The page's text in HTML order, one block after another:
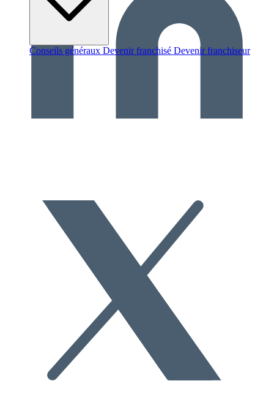
Conseils généraux Devenir franchisé Devenir franchiseur